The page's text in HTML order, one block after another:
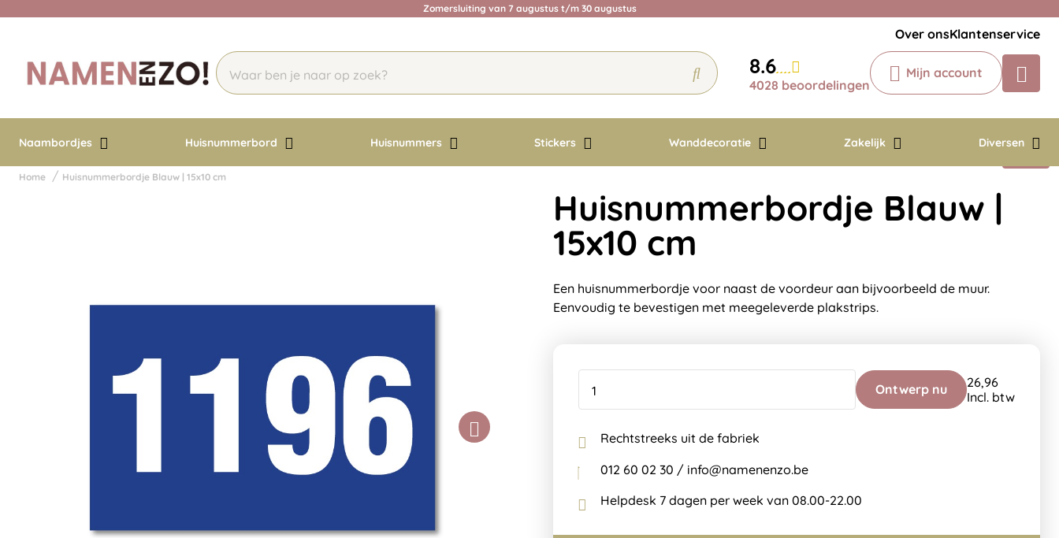
Zomersluiting van 7 augustus t/m 30 augustus
Over onsKlantenservice
8.6
4028 beoordelingen
Mijn account
Naambordjes Huisnummerbord Huisnummers Stickers Wanddecoratie Zakelijk Diversen
Chatbot
Chat 24/7 met onze chatbot voor
Contact
Home Huisnummerbordje Blauw | 15x10 cm
Huisnummerbordje Blauw |
15x10 cm
Een huisnummerbordje voor naast de voordeur aan bijvoorbeeld de muur.
Eenvoudig te bevestigen met meegeleverde plakstrips.
Ontwerp nu
26,96
Incl. btw
Rechtstreeks uit de fabriek
012 60 02 30 / info@namenenzo.be
Helpdesk 7 dagen per week van 08.00-22.00